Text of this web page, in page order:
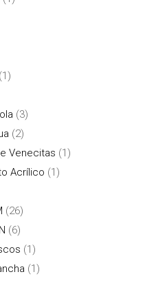
(1)
(3)
(2)
Venecitas (1)
Acrílico (1)
(26)
(6)
(1)
(1)